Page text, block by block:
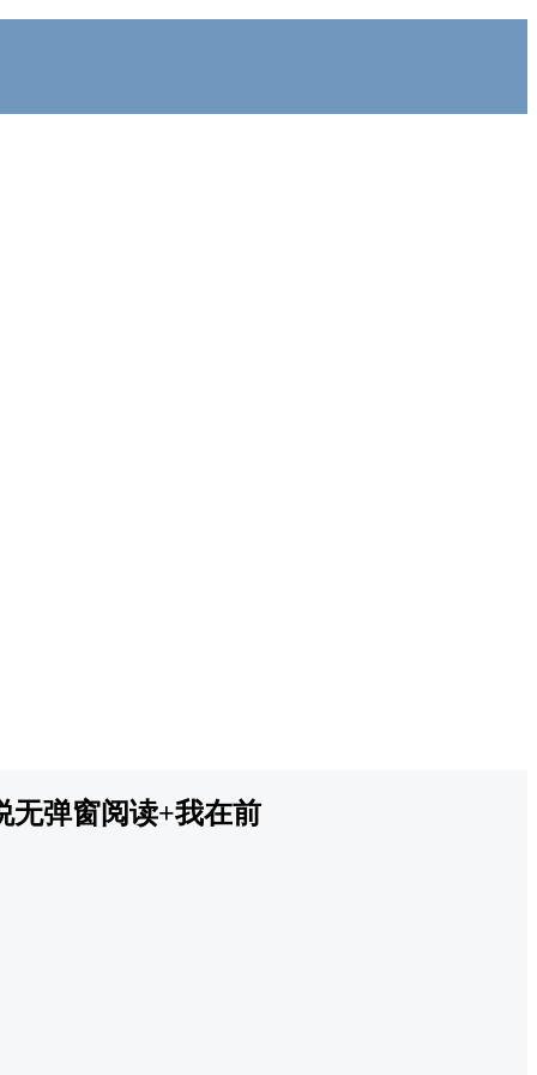
无弹窗阅读+我在前